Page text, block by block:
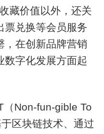
藏价值以外，还关
票兑换等会员服务
，在创新品牌营销
数字化发展方面起
（Non-fun-gible To
区块链技术、通过